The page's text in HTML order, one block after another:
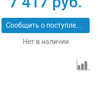
DWH-900
Сообщить о поступлении
Нет в наличии